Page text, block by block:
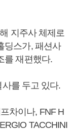
지주사 체제로
딩스가, 패션사
를 재편했다.
를 두고 있다.
차이나, FNF H
TACCHINI